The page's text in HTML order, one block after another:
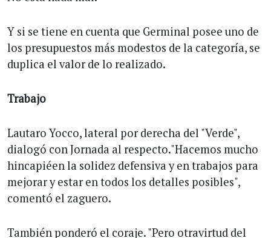
Y si se tiene en cuenta que Germinal posee uno de
los presupuestos más modestos de la categoría, se
duplica el valor de lo realizado.
Trabajo
Lautaro Yocco, lateral por derecha del "Verde",
dialogó con Jornada al respecto."Hacemos mucho
hincapiéen la solidez defensiva y en trabajos para
mejorar y estar en todos los detalles posibles",
comentó el zaguero.
También ponderó el coraje. "Pero otravirtud del